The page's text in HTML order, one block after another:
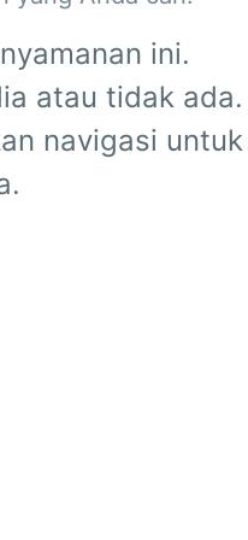
ini.
atau tidak ada.
navigasi untuk